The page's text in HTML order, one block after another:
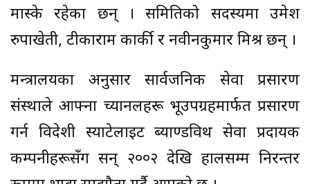
मास्के रहेका छन् । समितिको सदस्यमा उमेश
रुपाखेती, टीकाराम कार्की र नवीनकुमार मिश्र छन् ।
मन्त्रालयका अनुसार सार्वजनिक सेवा प्रसारण
संस्थाले आफ्ना च्यानलहरू भूउपग्रहमार्फत प्रसारण
गर्न विदेशी स्याटेलाइट ब्याण्डविथ सेवा प्रदायक
कम्पनीहरूसँग सन् २००२ देखि हालसम्म निरन्तर